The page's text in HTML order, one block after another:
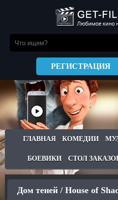
РЕГИСТРАЦИЯ
ГЛАВНАЯ КОМЕДИИ
БОЕВИКИ СТОЛ
Дом теней / House of